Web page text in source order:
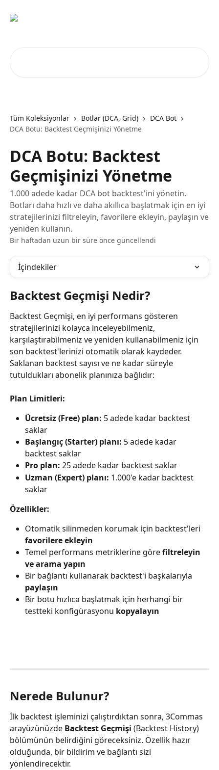
Tüm Koleksiyonlar Botlar (DCA, Grid)
DCA Bot
DCA Botu: Backtest Geçmişinizi Yönetme
DCA Botu: Backtest
Geçmişinizi Yönetme
1.000 adede kadar DCA bot backtest'ini yönetin.
Botları daha hızlı ve daha akıllıca başlatmak için en iyi
stratejilerinizi filtreleyin, favorilere ekleyin, paylaşın ve
yeniden kullanın.
Bir haftadan uzun bir süre önce güncellendi
İçindekiler
Backtest Geçmişi Nedir?
Backtest Geçmişi, en iyi performans gösteren
stratejilerinizi kolayca inceleyebilmeniz,
karşılaştırabilmeniz ve yeniden kullanabilmeniz için
son backtest'lerinizi otomatik olarak kaydeder.
Saklanan backtest sayısı ve ne kadar süreyle
tutuldukları abonelik planınıza bağlıdır:
Plan Limitleri:
Ücretsiz (Free) plan: 5 adede kadar backtest
saklar
Başlangıç (Starter) planı: 5 adede kadar
backtest saklar
Pro plan: 25 adede kadar backtest saklar
Uzman (Expert) planı: 1.000'e kadar backtest
saklar
Özellikler:
Otomatik silinmeden korumak için backtest'leri
favorilere ekleyin
Temel performans metriklerine göre filtreleyin
ve arama yapın
Bir bağlantı kullanarak backtest'i başkalarıyla
paylaşın
Bir botu hızlıca başlatmak için herhangi bir
testteki konfigürasyonu kopyalayın
Nerede Bulunur?
İlk backtest işleminizi çalıştırdıktan sonra, 3Commas
arayüzünüzde Backtest Geçmişi (Backtest History)
bölümünün belirdiğini göreceksiniz. Özellik hazır
olduğunda, bir bildirim ve bağlantı sizi
yönlendirecektir.